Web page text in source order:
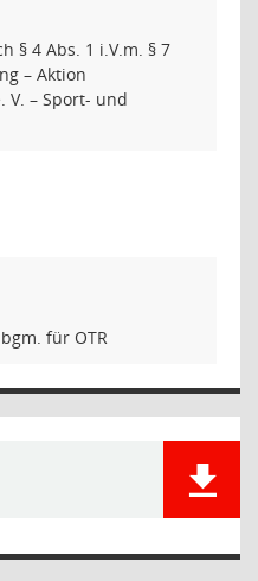
§ 4 Abs. 1 i.V.m. § 7
– Aktion
V. – Sport- und
für OTR